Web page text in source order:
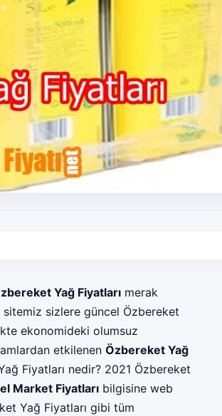
Yağ Fiyatları merak
sizlere güncel Özbereket
ekonomideki olumsuz
etkilenen Özbereket Yağ
Fiyatları nedir? 2021 Özbereket
Market Fiyatları bilgisine web
Yağ Fiyatları gibi tüm